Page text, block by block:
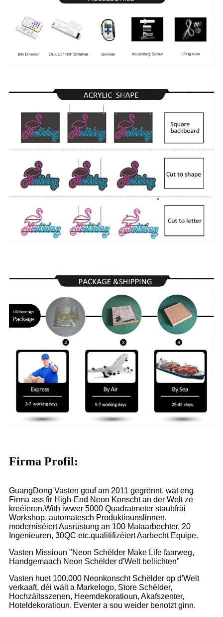
Firma Profil:
GuangDong Vasten gouf am 2011 gegrënnt, wat eng
Firma ass fir High-End Neon Konscht an der Welt ze
kreéieren.With iwwer 5000 Quadratmeter staubfräi
Workshop, automatesch Produktiounslinnen,
moderniséiert Ausrüstung an 100 Mataarbechter, 20
Ingenieuren, 30QC etc.qualitifizéiert Aarbecht Equipe.
Vasten Missioun "Neon Schëlder Make Life faarweg,
Handgemaach Neon Schëlder d'Welt beliichten"
Vasten huet 100.000 Neonkonscht Schëlder op d'Welt
verkaaft, déi wäit a Markelogo, Store Schëlder,
Hochzäitsszenen, Heemdekoratioun, Akafszenter,
Hoteldekoratioun, Eventer a sou weider benotzt ginn.